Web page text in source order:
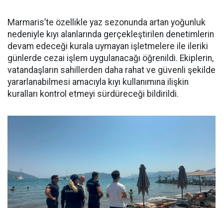
Marmaris’te özellikle yaz sezonunda artan yoğunluk
nedeniyle kıyı alanlarında gerçekleştirilen denetimlerin
devam edeceği kurala uymayan işletmelere ile ileriki
günlerde cezai işlem uygulanacağı öğrenildi. Ekiplerin,
vatandaşların sahillerden daha rahat ve güvenli şekilde
yararlanabilmesi amacıyla kıyı kullanımına ilişkin
kuralları kontrol etmeyi sürdüreceği bildirildi.